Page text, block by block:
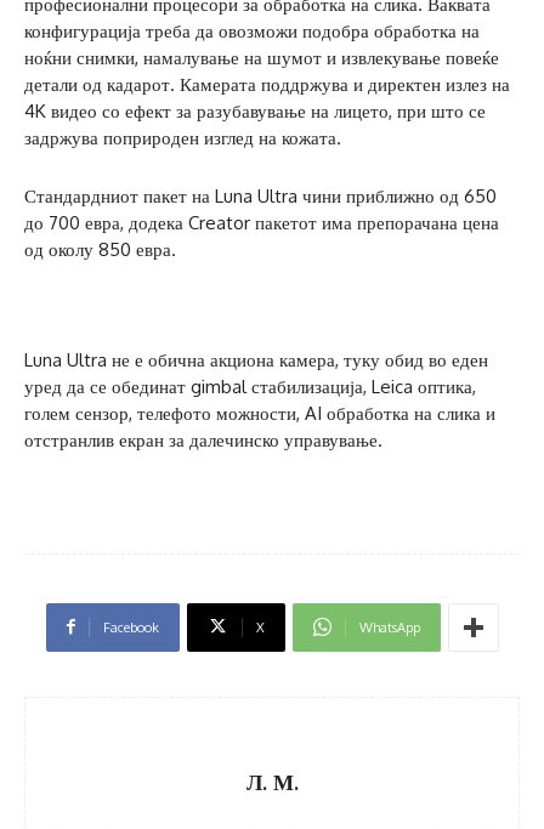
конфигурација треба да овозможи подобра обработка на
ноќни снимки, намалување на шумот и извлекување повеќе
детали од кадарот. Камерата поддржува и директен излез на
4K видео со ефект за разубавување на лицето, при што се
задржува поприроден изглед на кожата.
Стандардниот пакет на Luna Ultra чини приближно од 650
до 700 евра, додека Creator пакетот има препорачана цена
од околу 850 евра.
Luna Ultra не е обична акциона камера, туку обид во еден
уред да се обединат gimbal стабилизација, Leica оптика,
голем сензор, телефото можности, AI обработка на слика и
отстранлив екран за далечинско управување.
Facebook X WhatsApp
Л. М.